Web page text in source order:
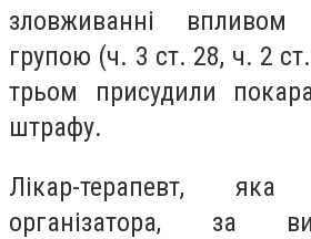
зловживанні впливом
групою (ч. 3 ст. 28, ч. 2
трьом присудили
штрафу.
Лікар-терапевт,
організатора, за